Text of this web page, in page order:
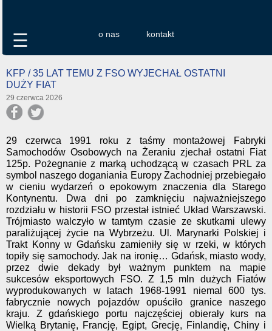
o nas kontakt
☰
KFP / 35 LAT TEMU Z FSO WYJECHAŁ OSTATNI
DUŻY FIAT
29 czerwca 2026
29 czerwca 1991 roku z taśmy montażowej Fabryki
Samochodów Osobowych na Żeraniu zjechał ostatni Fiat
125p. Pożegnanie z marką uchodzącą w czasach PRL za
symbol naszego doganiania Europy Zachodniej przebiegało
w cieniu wydarzeń o epokowym znaczenia dla Starego
Kontynentu. Dwa dni po zamknięciu najważniejszego
rozdziału w historii FSO przestał istnieć Układ Warszawski.
Trójmiasto walczyło w tamtym czasie ze skutkami ulewy
paraliżującej życie na Wybrzeżu. Ul. Marynarki Polskiej i
Trakt Konny w Gdańsku zamieniły się w rzeki, w których
topiły się samochody. Jak na ironię… Gdańsk, miasto wody,
przez dwie dekady był ważnym punktem na mapie
sukcesów eksportowych FSO. Z 1,5 mln dużych Fiatów
wyprodukowanych w latach 1968-1991 niemal 600 tys.
fabrycznie nowych pojazdów opuściło granice naszego
kraju. Z gdańskiego portu najczęściej obierały kurs na
Wielką Brytanię, Francję, Egipt, Grecję, Finlandię, Chiny i